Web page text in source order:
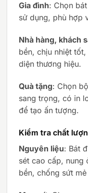
Gia đình: Chọn
sử dụng, phù hợp
Nhà hàng, khách
bền, chịu nhiệt
diện thương hiệu.
Quà tặng: Chọn
sang trọng, có in
để tạo ấn tượng.
Kiểm tra chất
Nguyên liệu: Bát
sét cao cấp, nung
bền, chống sứt